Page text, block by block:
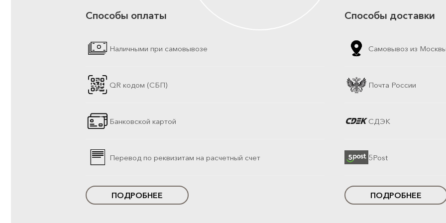
Способы оплаты
Наличными при самовывозе
QR кодом (СБП)
Банковской картой
Перевод по реквизитам на расчетный счет
ПОДРОБНЕЕ
Способы доставки
Самовывоз из
Почта России
СДЭК
5Post
ПОДРОБНЕЕ